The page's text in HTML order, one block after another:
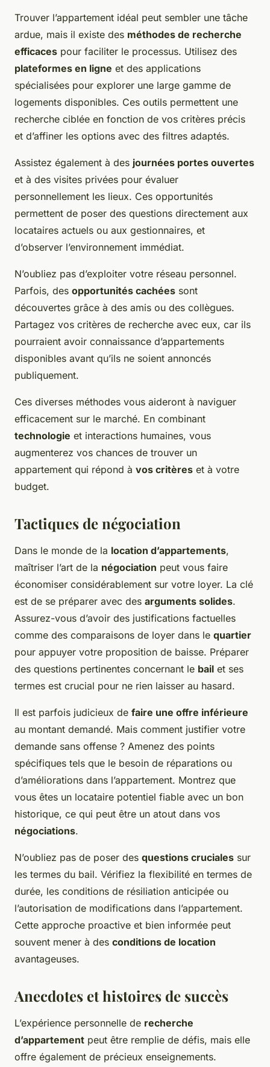
Trouver l’appartement idéal peut sembler une tâche
ardue, mais il existe des méthodes de recherche
efficaces pour faciliter le processus. Utilisez des
plateformes en ligne et des applications
spécialisées pour explorer une large gamme de
logements disponibles. Ces outils permettent une
recherche ciblée en fonction de vos critères précis
et d’affiner les options avec des filtres adaptés.
Assistez également à des journées portes ouvertes
et à des visites privées pour évaluer
personnellement les lieux. Ces opportunités
permettent de poser des questions directement aux
locataires actuels ou aux gestionnaires, et
d’observer l’environnement immédiat.
N’oubliez pas d’exploiter votre réseau personnel.
Parfois, des opportunités cachées sont
découvertes grâce à des amis ou des collègues.
Partagez vos critères de recherche avec eux, car ils
pourraient avoir connaissance d’appartements
disponibles avant qu’ils ne soient annoncés
publiquement.
Ces diverses méthodes vous aideront à naviguer
efficacement sur le marché. En combinant
technologie et interactions humaines, vous
augmenterez vos chances de trouver un
appartement qui répond à vos critères et à votre
budget.
Tactiques de négociation
Dans le monde de la location d’appartements,
maîtriser l’art de la négociation peut vous faire
économiser considérablement sur votre loyer. La clé
est de se préparer avec des arguments solides.
Assurez-vous d’avoir des justifications factuelles
comme des comparaisons de loyer dans le quartier
pour appuyer votre proposition de baisse. Préparer
des questions pertinentes concernant le bail et ses
termes est crucial pour ne rien laisser au hasard.
Il est parfois judicieux de faire une offre inférieure
au montant demandé. Mais comment justifier votre
demande sans offense ? Amenez des points
spécifiques tels que le besoin de réparations ou
d’améliorations dans l’appartement. Montrez que
vous êtes un locataire potentiel fiable avec un bon
historique, ce qui peut être un atout dans vos
négociations.
N’oubliez pas de poser des questions cruciales sur
les termes du bail. Vérifiez la flexibilité en termes de
durée, les conditions de résiliation anticipée ou
l’autorisation de modifications dans l’appartement.
Cette approche proactive et bien informée peut
souvent mener à des conditions de location
avantageuses.
Anecdotes et histoires de succès
L’expérience personnelle de recherche
d’appartement peut être remplie de défis, mais elle
offre également de précieux enseignements.